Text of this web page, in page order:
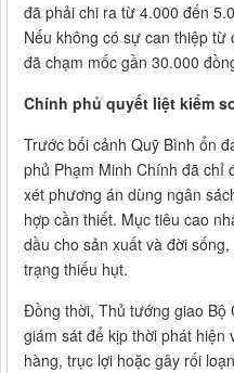
đã phải chi ra từ 4.000 đến
Nếu không có sự can thiệp
đã chạm mốc gần 30.000
Chính phủ quyết liệt kiểm
Trước bối cảnh Quỹ Bình ổn
phủ Phạm Minh Chính đã chỉ
xét phương án dùng ngân
hợp cần thiết. Mục tiêu cao
dầu cho sản xuất và đời
trạng thiếu hụt.
Đồng thời, Thủ tướng giao Bộ
giám sát để kịp thời phát hiện
hàng, trục lợi hoặc gây rối